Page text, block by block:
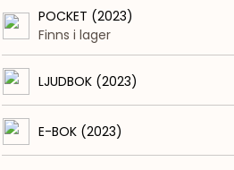
POCKET (2023)
Finns i lager
LJUDBOK (2023)
E-BOK (2023)